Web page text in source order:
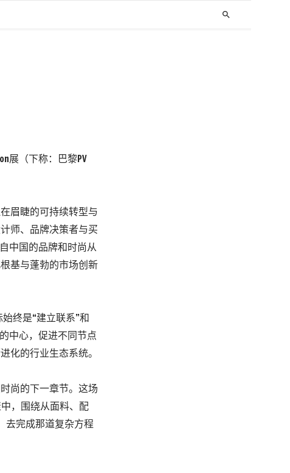
search
展（下称：巴黎PV
眉睫的可持续转型与
师、品牌决策者与买
中国的品牌和时尚从
基与蓬勃的市场创新
始终是“建立联系”和
中心，促进不同节点
化的行业生态系统。
尚的下一章节。这场
，围绕从面料、配
去完成那道复杂方程